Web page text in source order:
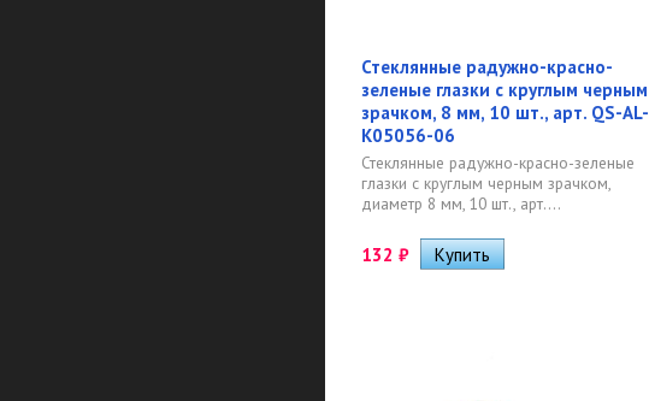
Стеклянные радужно-красно-
зеленые глазки с круглым черным
зрачком, 8 мм, 10 шт., арт. QS-AL-
K05056-06
Стеклянные радужно-красно-зеленые
глазки с круглым черным зрачком,
диаметр 8 мм, 10 шт., арт....
132 ₽